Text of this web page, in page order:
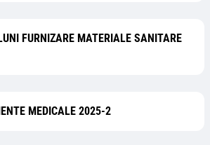
FURNIZARE MATERIALE SANITARE
MEDICALE 2025-2